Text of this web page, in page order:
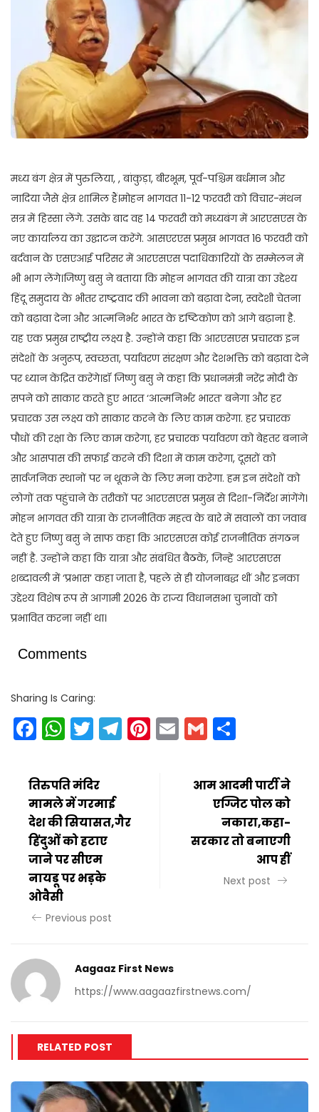
मध्य बंग क्षेत्र में पुरुलिया, , बांकुड़ा, बीरभूम, पूर्व-पश्चिम बर्धमान और
नादिया जैसे क्षेत्र शामिल हैं।मोहन भागवत 11-12 फरवरी को विचार-मंथन
सत्र में हिस्सा लेंगे. उसके बाद वह 14 फरवरी को मध्यबंग में आरएसएस के
नए कार्यालय का उद्घाटन करेंगे. आसएरएस प्रमुख भागवत 16 फरवरी को
बर्दवान के एसएआई परिसर में आरएसएस पदाधिकारियों के सम्मेलन में
भी भाग लेंगे।जिष्णु बसु ने बताया कि मोहन भागवत की यात्रा का उद्देश्य
हिंदू समुदाय के भीतर राष्ट्रवाद की भावना को बढ़ावा देना, स्वदेशी चेतना
को बढ़ावा देना और आत्मनिर्भर भारत के दृष्टिकोण को आगे बढ़ाना है.
यह एक प्रमुख राष्ट्रीय लक्ष्य है. उन्होंने कहा कि आरएसएस प्रचारक इन
संदेशों के अनुरूप, स्वच्छता, पर्यावरण संरक्षण और देशभक्ति को बढ़ावा देने
पर ध्यान केंद्रित करेंगे।डॉ जिष्णु बसु ने कहा कि प्रधानमंत्री नरेंद्र मोदी के
सपने को साकार करते हुए भारत ‘आत्मनिर्भर भारत’ बनेगा और हर
प्रचारक उस लक्ष्य को साकार करने के लिए काम करेगा. हर प्रचारक
पौधों की रक्षा के लिए काम करेगा, हर प्रचारक पर्यावरण को बेहतर बनाने
और आसपास की सफाई करने की दिशा में काम करेगा, दूसरों को
सार्वजनिक स्थानों पर न थूकने के लिए मना करेगा. हम इन संदेशों को
लोगों तक पहुंचाने के तरीकों पर आरएसएस प्रमुख से दिशा-निर्देश मांगेंगे।
मोहन भागवत की यात्रा के राजनीतिक महत्व के बारे में सवालों का जवाब
देते हुए जिष्णु बसु ने साफ कहा कि आरएसएस कोई राजनीतिक संगठन
नहीं है. उन्होंने कहा कि यात्रा और संबंधित बैठकें, जिन्हें आरएसएस
शब्दावली में ‘प्रभास’ कहा जाता है, पहले से ही योजनाबद्ध थीं और इनका
उद्देश्य विशेष रूप से आगामी 2026 के राज्य विधानसभा चुनावों को
प्रभावित करना नहीं था।
Comments
Sharing Is Caring:
Facebook
WhatsApp
Twitter
Telegram
Pinterest
EmailGmail
तिरुपति मंदिर
मामले में गरमाई
देश की सियासत,गैर
हिंदुओं को हटाए
जाने पर सीएम
नायडू पर भड़के
ओवैसी
Previous post
आम आदमी पार्टी ने
एग्जिट पोल को
नकारा,कहा-
सरकार तो बनाएगी
आप हीं
Next post
Aagaaz First News
https://www.aagaazfirstnews.com/
RELATED POST